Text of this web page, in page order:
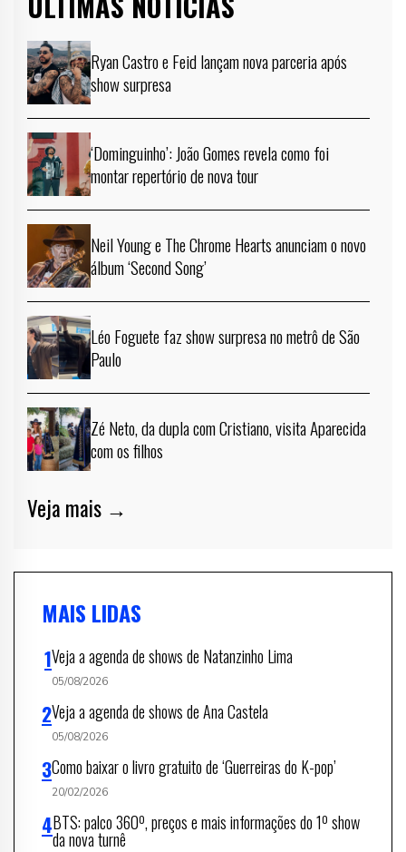
Ryan Castro e Feid lançam nova parceria após
show surpresa
‘Dominguinho’: João Gomes revela como foi
montar repertório de nova tour
Neil Young e The Chrome Hearts anunciam o novo
álbum ‘Second Song’
Léo Foguete faz show surpresa no metrô de São
Paulo
Zé Neto, da dupla com Cristiano, visita Aparecida
com os filhos
Veja mais →
MAIS LIDAS
Veja a agenda de shows de Natanzinho Lima
05/08/2026
Veja a agenda de shows de Ana Castela
05/08/2026
Como baixar o livro gratuito de ‘Guerreiras do K-pop’
20/02/2026
BTS: palco 360º, preços e mais informações do 1º show
da nova turnê